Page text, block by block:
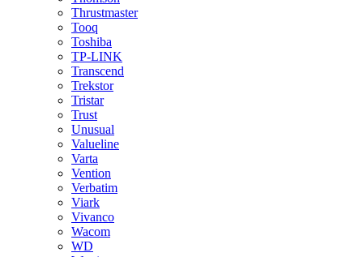
Thrustmaster
Tooq
Toshiba
TP-LINK
Transcend
Trekstor
Tristar
Trust
Unusual
Valueline
Varta
Vention
Verbatim
Viark
Vivanco
Wacom
WD